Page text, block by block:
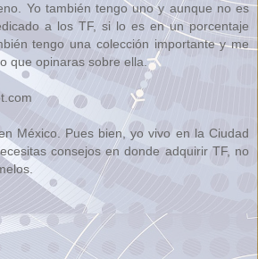
Yo también tengo uno y aunque no es
a los TF, si lo es en un porcentaje
tengo una colección importante y me
que opinaras sobre ella.
México. Pues bien, yo vivo en la Ciudad
consejos en donde adquirir TF, no